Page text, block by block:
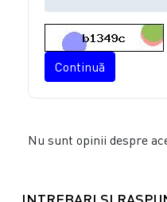
Continuă
Nu sunt opinii despre